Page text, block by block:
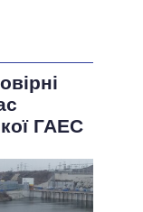
ГАЕС